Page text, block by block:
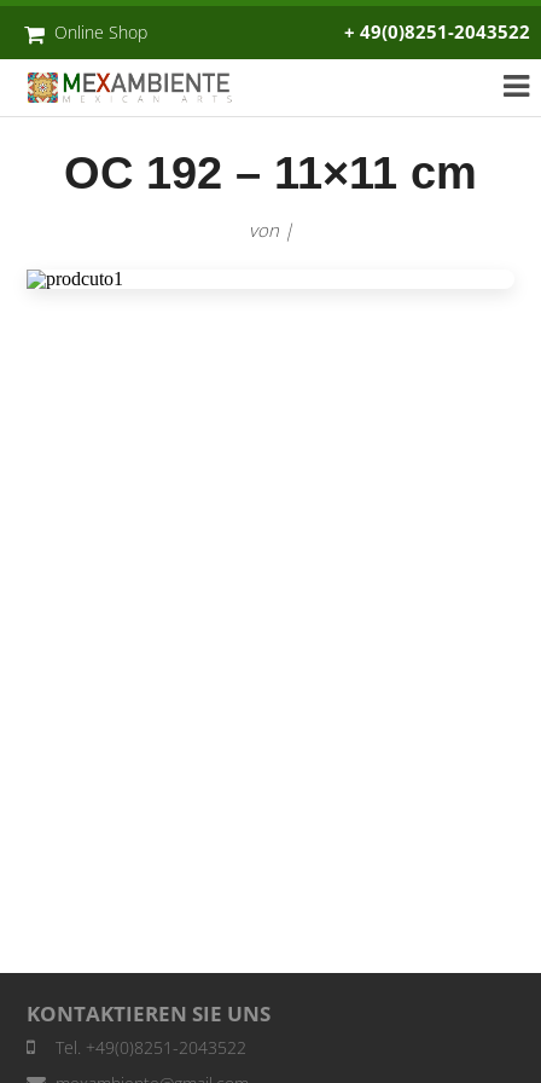
Online Shop + 49(0)8251-2043522
OC 192 – 11×11 cm
von |
KONTAKTIEREN SIE UNS
Tel. +49(0)8251-2043522